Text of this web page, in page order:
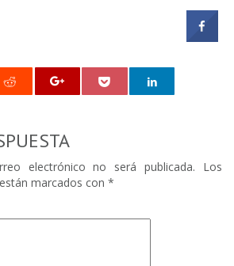
electrónico no será publicada.
Los
marcados con *